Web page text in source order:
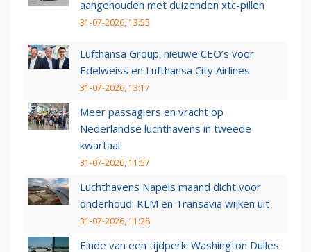
aangehouden met duizenden xtc-pillen
31-07-2026, 13:55
Lufthansa Group: nieuwe CEO’s voor
Edelweiss en Lufthansa City Airlines
31-07-2026, 13:17
Meer passagiers en vracht op
Nederlandse luchthavens in tweede
kwartaal
31-07-2026, 11:57
Luchthavens Napels maand dicht voor
onderhoud: KLM en Transavia wijken uit
31-07-2026, 11:28
Einde van een tijdperk: Washington Dulles